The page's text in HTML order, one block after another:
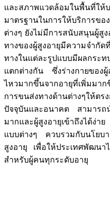
และสภาพแวดล้อมในพื้นที่ให้
มาตรฐานในการให้บริการข
ต่างๆ ยังไม่มีการสนับสนุนผู้สูง
ทางของผู้สูงอายุมีความจำ
ทางในแต่ละรูปแบบมีผลกระท
แตกต่างกัน ซึ่งร่างกายของ
ไหวมากขึ้นจากอายุที่เพิ่มมา
การขนส่งทางด้านต่างๆให้ตร
ปัจจุบันและอนาคต สามารถ
มากและผู้สูงอายุเข้าถึงได้ง่
แบบต่างๆ ควบรวมกับนโยบ
สูงอายุ เพื่อให้ประเทศพัฒนา
สำหรับผู้คนทุกระดับอายุ